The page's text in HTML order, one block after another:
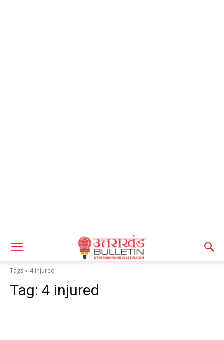
Tags 4 injured
Tag: 4 injured